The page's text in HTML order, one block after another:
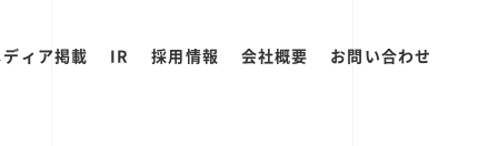
ィア掲載 IR 採用情報 会社概要 お問い合わせ